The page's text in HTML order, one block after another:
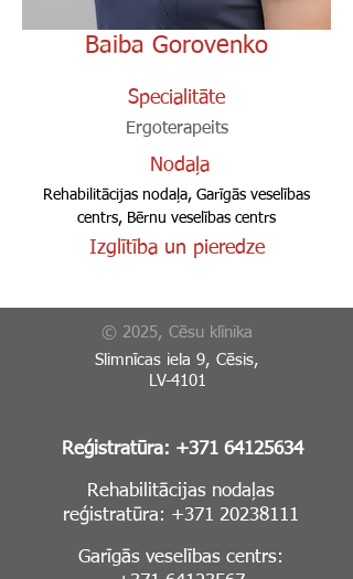
Baiba Gorovenko
Specialitāte
Ergoterapeits
Nodaļa
Rehabilitācijas nodaļa, Garīgās veselības
centrs, Bērnu veselības centrs
Izglītība un pieredze
© 2025, Cēsu klīnika
Slimnīcas iela 9, Cēsis,
LV-4101
Reģistratūra: +371 64125634
Rehabilitācijas nodaļas
reģistratūra: +371 20238111
Garīgās veselības centrs: